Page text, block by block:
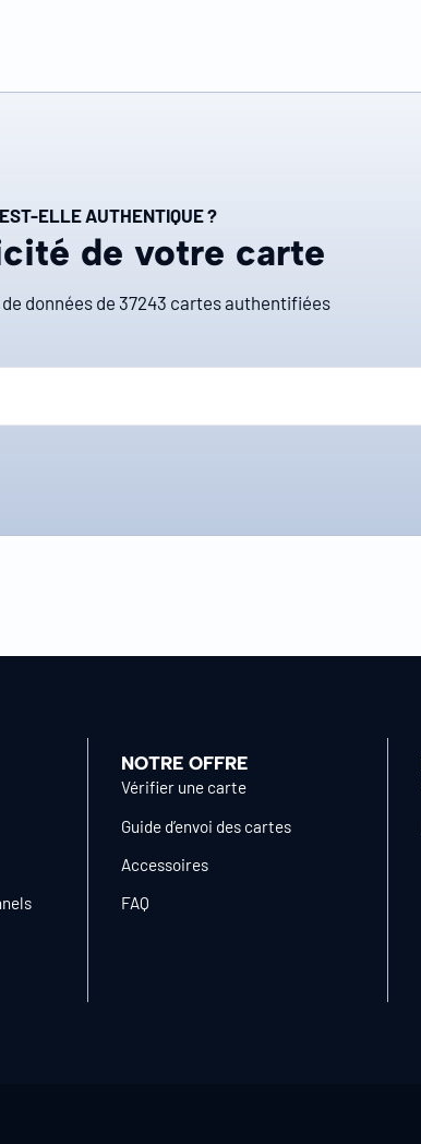
ELLE AUTHENTIQUE ?
de votre carte
données de 37243 cartes authentifiées
NOTRE OFFRE
Vérifier une carte
Guide d’envoi des cartes
Accessoires
FAQ